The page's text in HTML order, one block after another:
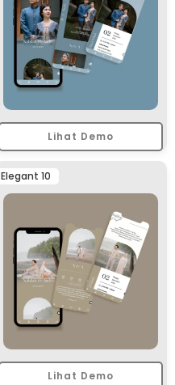
Lihat Demo
Elegant 10
Lihat Demo